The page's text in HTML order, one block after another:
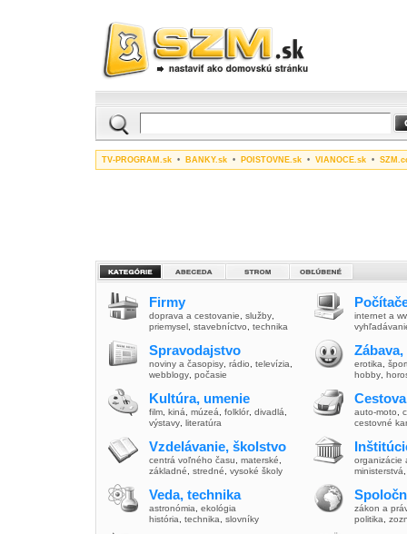
TV-PROGRAM.sk • BANKY.sk • POISTOVNE.sk • VIANOCE.sk •
Firmy
doprava a cestovanie služby
priemysel stavebníctvo technika
Spravodajstvo
noviny a časopisy rádio televízia
webblogy počasie
Kultúra, umenie
film kiná múzeá folklór, divadlá
výstavy literatúra
Vzdelávanie, školstvo
centrá voľného času materské
základné
stredné vysoké školy
Veda, technika
astronómia
ekológia
história
technika slovníky
internet a
erotika
hobby
auto-moto
cestovné
organizácie
ministerstvá
zákon a
politika